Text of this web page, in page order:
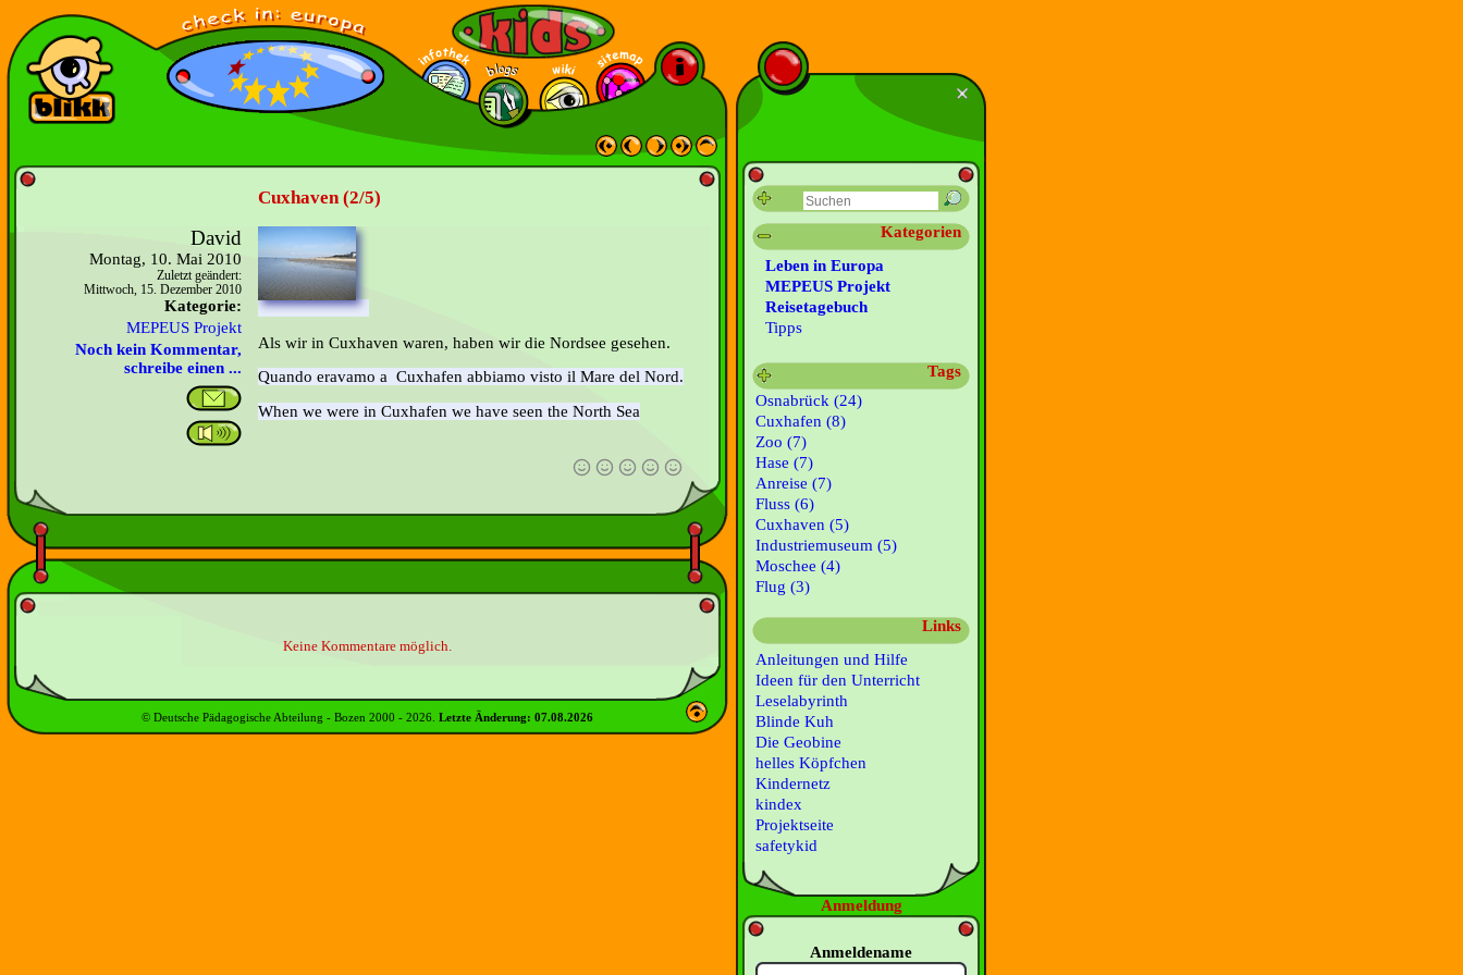
Cuxhaven (2/5)
David
Montag, 10. Mai 2010
Zuletzt geändert:
Mittwoch, 15. Dezember 2010
Kategorie:
MEPEUS Projekt
Noch kein Kommentar,
schreibe einen ...
Als wir in Cuxhaven waren, haben wir die Nordsee gesehen.
Quando eravamo a Cuxhafen abbiamo visto il Mare del Nord.
When we were in Cuxhafen we have seen the North Sea
Keine Kommentare möglich.
© Deutsche Pädagogische Abteilung - Bozen 2000 - 2026 Letzte Änderung: 07.08.2026
Kategorien
Leben in Europa
MEPEUS Projekt
Reisetagebuch
Tipps
Tags
Osnabrück (24)
Cuxhafen (8)
Zoo (7)
Hase (7)
Anreise (7)
Fluss (6)
Cuxhaven (5)
Industriemuseum (5)
Moschee (4)
Flug (3)
Links
Anleitungen und Hilfe
Ideen für den Unterricht
Leselabyrinth
Blinde Kuh
Die Geobine
helles Köpfchen
Kindernetz
kindex
Projektseite
safetykid
Anmeldung
Anmeldename